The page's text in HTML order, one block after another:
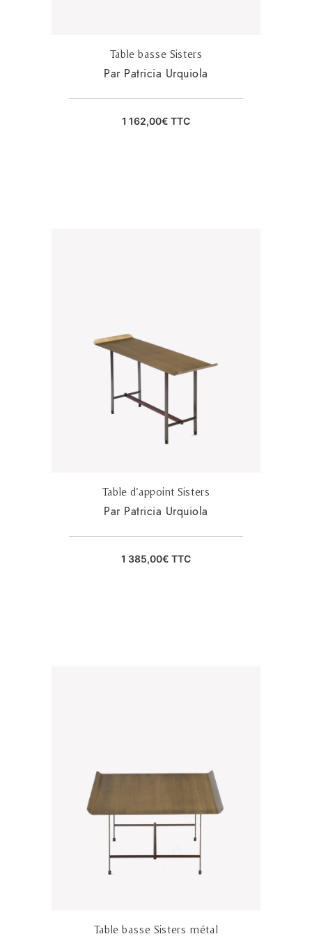
Table basse Sisters
Par Patricia Urquiola
1 162,00€ TTC
Table d’appoint Sisters
Par Patricia Urquiola
1 385,00€ TTC
Table basse Sisters métal